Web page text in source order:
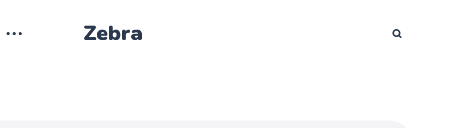
Zebra